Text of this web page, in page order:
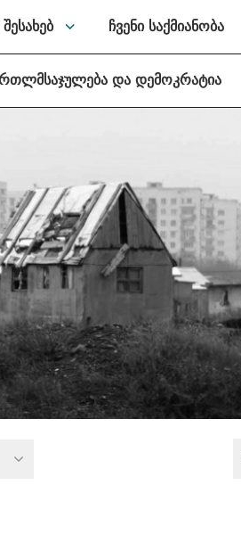
შესახებ ჩვენი საქმიანობა
და დემოკრატია